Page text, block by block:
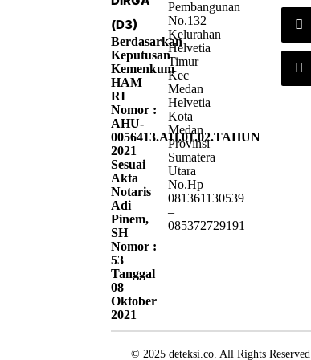
(D3)
Berdasarkan
Keputusan
Kemenkum
HAM
RI
Nomor :
AHU-
0056413.AH.01.02.TAHUN
2021
Sesuai
Akta
Notaris
Adi
Pinem,
SH
Nomor :
53
Tanggal
08
Oktober
2021
Pembangunan
No.132
Kelurahan
Helvetia
Timur
Kec
Medan
Helvetia
Kota
Medan
Provinsi
Sumatera
Utara
No.Hp
081361130539
–
085372729191
© 2025 deteksi.co. All Rights Reserved